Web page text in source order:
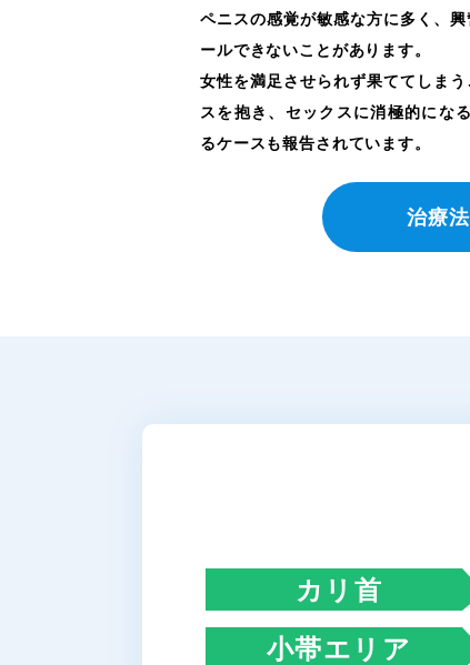
ペニスの感覚が敏感な方に多く、
ールできないことがあります。
女性を満足させられず果ててしま
スを抱き、セックスに消極的にな
るケースも報告されています。
治療
カリ首
小帯エリア